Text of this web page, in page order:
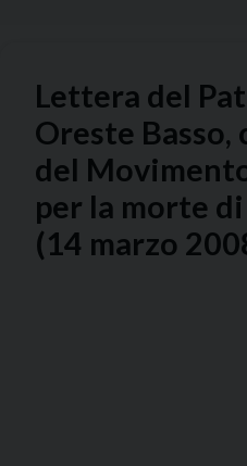
Lettera del
Oreste
del
per la morte
(14 marzo